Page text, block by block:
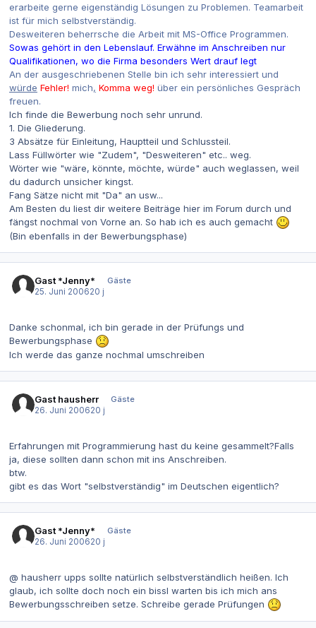
erarbeite gerne eigenständig Lösungen zu Problemen. Teamarbeit
ist für mich selbstverständig.
Desweiteren beherrsche die Arbeit mit MS-Office Programmen.
Sowas gehört in den Lebenslauf. Erwähne im Anschreiben nur
Qualifikationen, wo die Firma besonders Wert drauf legt
An der ausgeschriebenen Stelle bin ich sehr interessiert und
würde Fehler! mich, Komma weg! über ein persönliches Gespräch
freuen.
Ich finde die Bewerbung noch sehr unrund.
1. Die Gliederung.
3 Absätze für Einleitung, Hauptteil und Schlussteil.
Lass Füllwörter wie "Zudem", "Desweiteren" etc.. weg.
Wörter wie "wäre, könnte, möchte, würde" auch weglassen, weil
du dadurch unsicher kingst.
Fang Sätze nicht mit "Da" an usw...
Am Besten du liest dir weitere Beiträge hier im Forum durch und
fängst nochmal von Vorne an. So hab ich es auch gemacht
(Bin ebenfalls in der Bewerbungsphase)
Gast *Jenny*
Gäste
25. Juni 200620 j
Danke schonmal, ich bin gerade in der Prüfungs und
Bewerbungsphase
Ich werde das ganze nochmal umschreiben
Gast hausherr
Gäste
26. Juni 200620 j
Erfahrungen mit Programmierung hast du keine gesammelt?Falls
ja, diese sollten dann schon mit ins Anschreiben.
btw.
gibt es das Wort "selbstverständig" im Deutschen eigentlich?
Gast *Jenny*
Gäste
26. Juni 200620 j
@ hausherr upps sollte natürlich selbstverständlich heißen. Ich
glaub, ich sollte doch noch ein bissl warten bis ich mich ans
Bewerbungsschreiben setze. Schreibe gerade Prüfungen